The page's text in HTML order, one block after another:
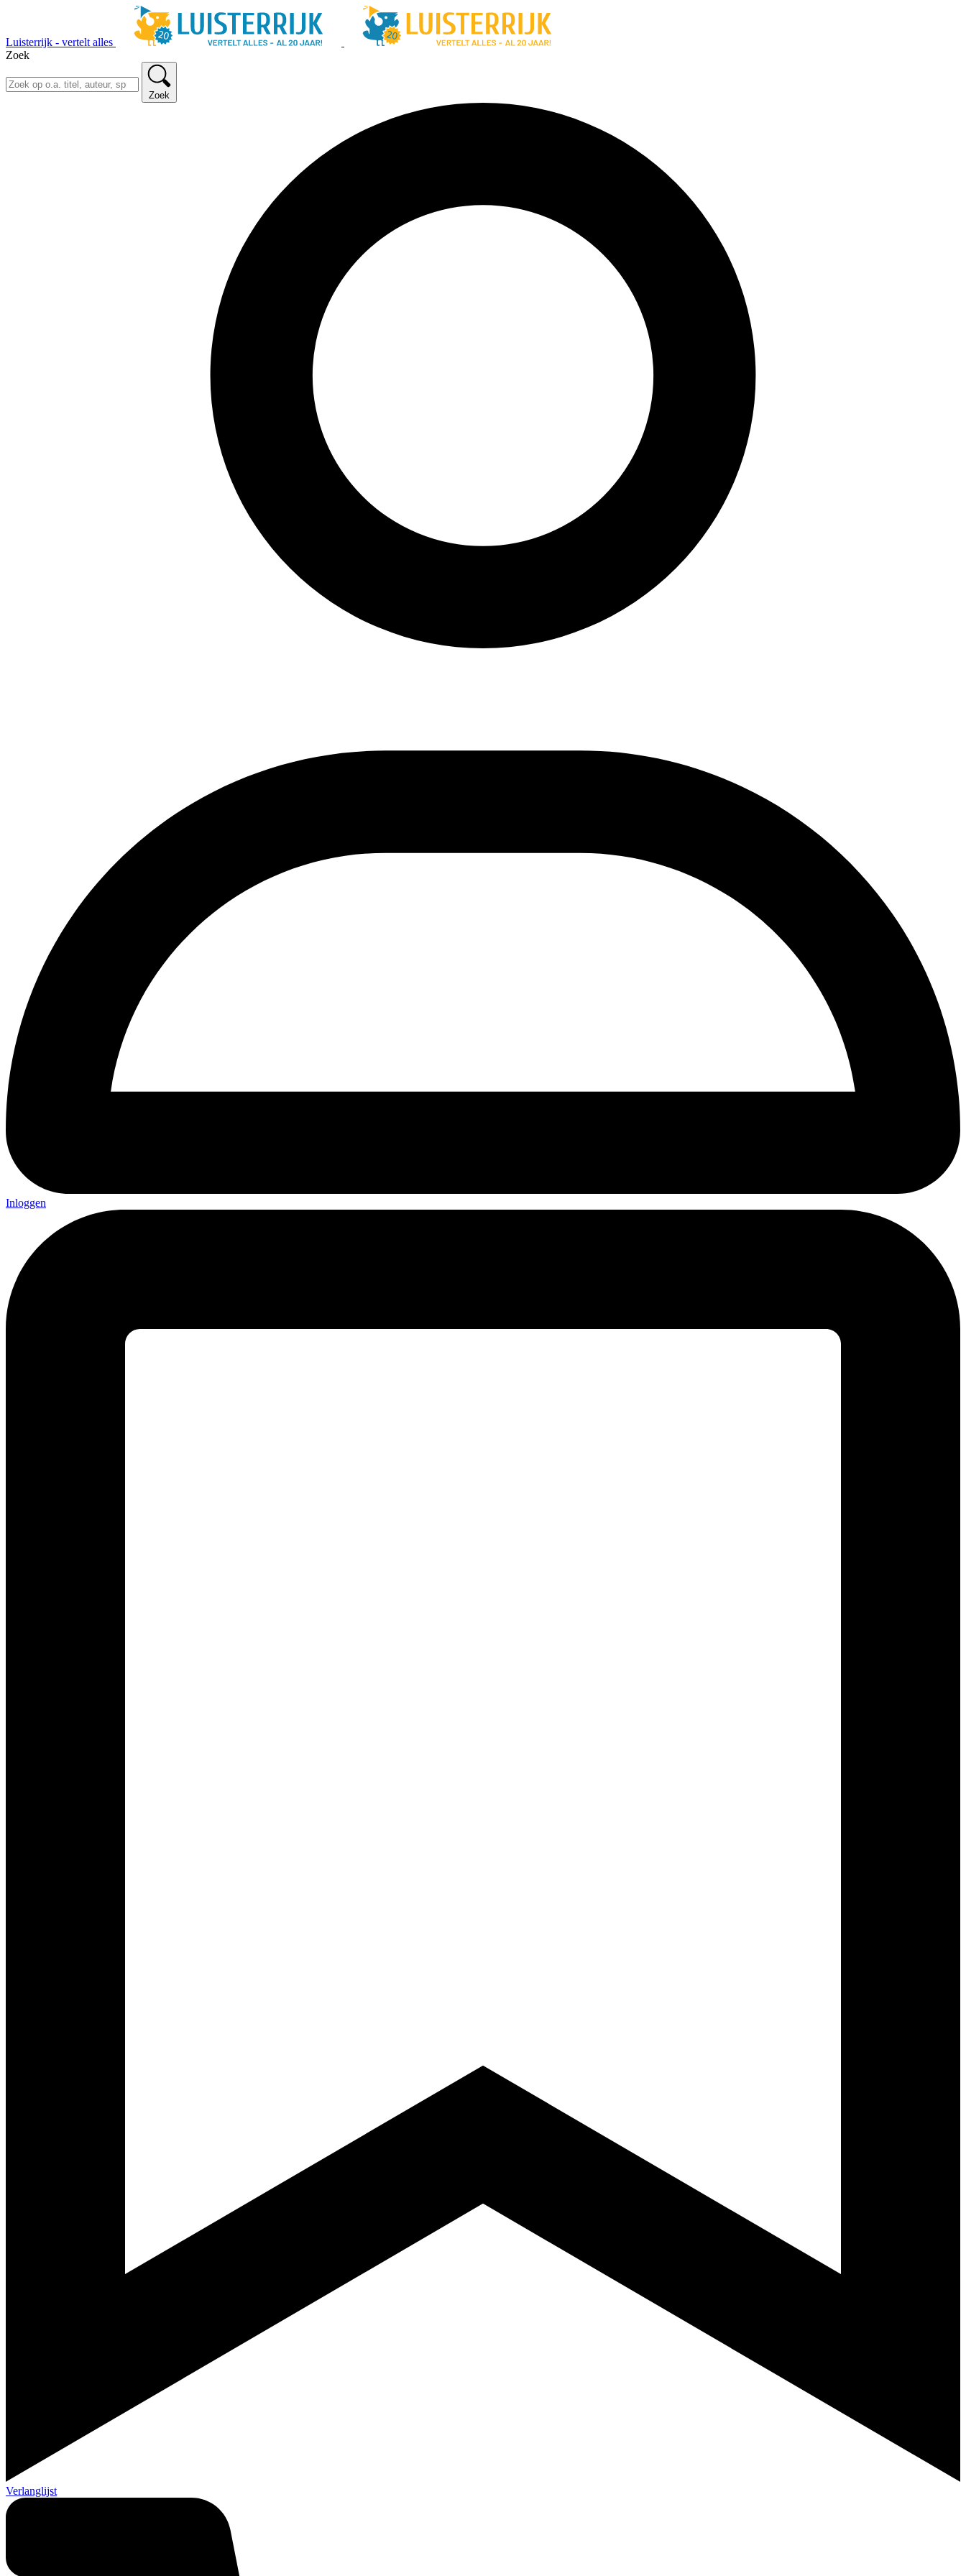
Luisterrijk - vertelt alles
Zoek
Zoek
Inloggen
Verlanglijst